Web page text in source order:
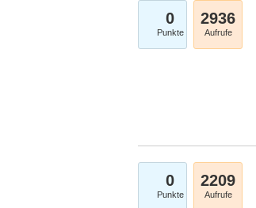
0
Punkte
2936
Aufrufe
0
Punkte
2209
Aufrufe